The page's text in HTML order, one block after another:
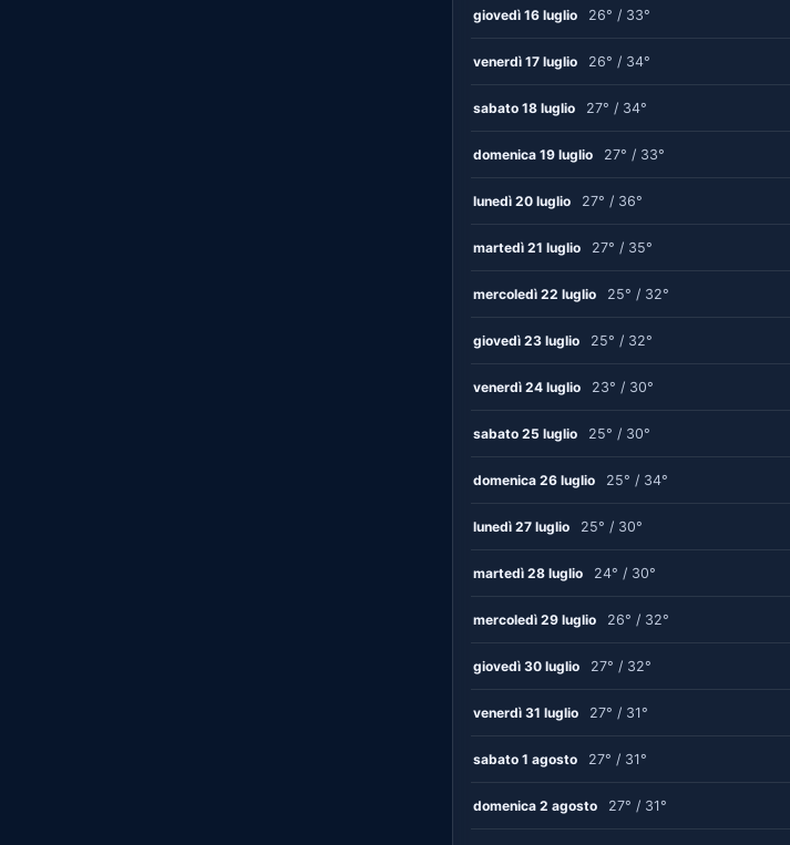
giovedì 16 luglio 26° / 33°
venerdì 17 luglio 26° / 34°
sabato 18 luglio 27° / 34°
domenica 19 luglio 27° / 33°
lunedì 20 luglio 27° / 36°
martedì 21 luglio 27° / 35°
mercoledì 22 luglio 25° / 32°
giovedì 23 luglio 25° / 32°
venerdì 24 luglio 23° / 30°
sabato 25 luglio 25° / 30°
domenica 26 luglio 25° / 34°
lunedì 27 luglio 25° / 30°
martedì 28 luglio 24° / 30°
mercoledì 29 luglio 26° / 32°
giovedì 30 luglio 27° / 32°
venerdì 31 luglio 27° / 31°
sabato 1 agosto 27° / 31°
domenica 2 agosto 27° / 31°